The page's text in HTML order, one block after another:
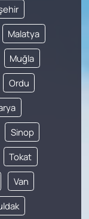
Malatya
Muğla
Ordu
Sinop
Tokat
Van